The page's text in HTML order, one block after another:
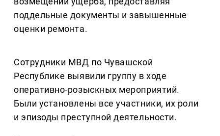
поддельные документы и завышенные
оценки ремонта.
Сотрудники МВД по Чувашской
Республике выявили группу в ходе
оперативно-розыскных мероприятий.
Были установлены все участники, их роли
и эпизоды преступной деятельности.